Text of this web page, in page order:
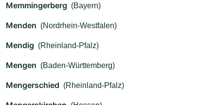
Memmingerberg (Bayern)
Menden (Nordrhein-Westfalen)
Mendig (Rheinland-Pfalz)
Mengen (Baden-Württemberg)
Mengerschied (Rheinland-Pfalz)